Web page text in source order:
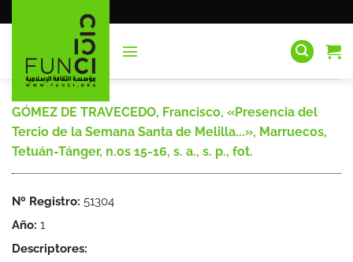
al
GÓMEZ DE TRAVECEDO, Francisco, «Presencia del
Tercio de la Semana Santa de Melilla...», Marruecos,
Tetuán-Tánger, n.os 15-16, s. a., s. p., fot.
Nº Registro: 51304
Año: 1
Descriptores: